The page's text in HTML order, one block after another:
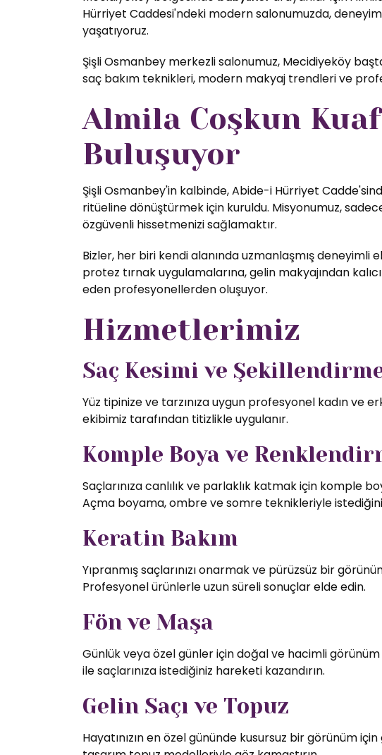
Hürriyet Caddesi'ndeki modern salonumuzda,
yaşatıyoruz.
Şişli Osmanbey merkezli salonumuz, Mecidiyeköy
saç bakım teknikleri, modern makyaj trendleri ve
Almila Coşkun
Buluşuyor
Şişli Osmanbey'in kalbinde, Abide-i Hürriyet
ritüeline dönüştürmek için kuruldu. Misyonumuz,
özgüvenli hissetmenizi sağlamaktır.
Bizler, her biri kendi alanında uzmanlaşmış
protez tırnak uygulamalarına, gelin makyajından
eden profesyonellerden oluşuyor.
Hizmetlerimiz
Saç Kesimi ve
Yüz tipinize ve tarzınıza uygun profesyonel kadın ve
ekibimiz tarafından titizlikle uygulanır.
Komple Boya ve
Saçlarınıza canlılık ve parlaklık katmak için komple
Açma boyama, ombre ve somre teknikleriyle
Keratin Bakım
Yıpranmış saçlarınızı onarmak ve pürüzsüz bir
Profesyonel ürünlerle uzun süreli sonuçlar elde edin.
Fön ve Maşa
Günlük veya özel günler için doğal ve hacimli
ile saçlarınıza istediğiniz hareketi kazandırın.
Gelin Saçı ve Topuz
Hayatınızın en özel gününde kusursuz bir görünüm